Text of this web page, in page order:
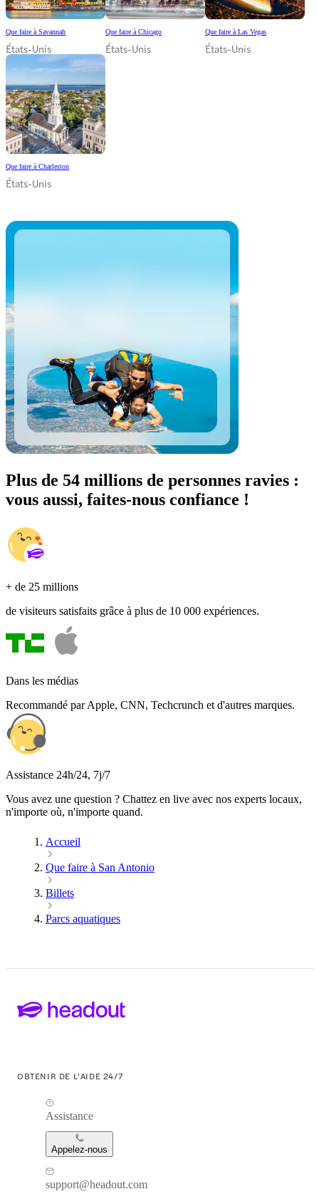
Que faire à Savannah
États-Unis
Que faire à Chicago
États-Unis
Que faire à Las Vegas
États-Unis
Que faire à Charleston
États-Unis
Plus de 54 millions de personnes ravies :
vous aussi, faites-nous confiance !
+ de 25 millions
de visiteurs satisfaits grâce à plus de 10 000 expériences.
Dans les médias
Recommandé par Apple, CNN, Techcrunch et d'autres marques.
Assistance 24h/24, 7j/7
Vous avez une question ? Chattez en live avec nos experts locaux,
n'importe où, n'importe quand.
Accueil
Que faire à San Antonio
Billets
Parcs aquatiques
OBTENIR DE L'AIDE 24/7
Assistance
Appelez-nous
support@headout.com